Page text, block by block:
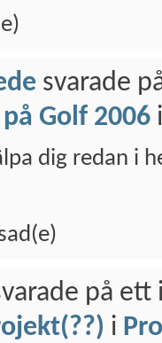
svarade
Golf 2006
dig redan i
på ett
i